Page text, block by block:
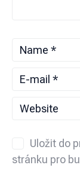
Uložit do
stránku pro